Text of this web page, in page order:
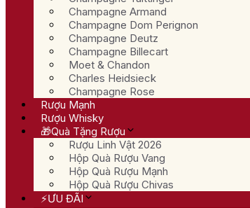
Champagne Armand
Champagne Dom Perignon
Champagne Deutz
Champagne Billecart
Moet & Chandon
Charles Heidsieck
Champagne Rose
Rượu Mạnh
Rượu Whisky
🎁Quà Tặng Rượu
Rượu Linh Vật 2026
Hộp Quà Rượu Vang
Hộp Quà Rượu Mạnh
Hộp Quà Rượu Chivas
⚡ƯU ĐÃI